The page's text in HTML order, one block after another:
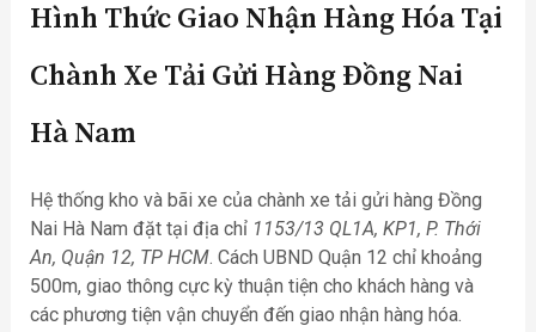
Hình Thức Giao Nhận Hàng Hóa Tại
Chành Xe Tải Gửi Hàng Đồng Nai
Hà Nam
Hệ thống kho và bãi xe của chành xe tải gửi hàng Đồng
Nai Hà Nam đặt tại địa chỉ 1153/13 QL1A, KP1, P. Thới
An, Quận 12, TP HCM. Cách UBND Quận 12 chỉ khoảng
500m, giao thông cực kỳ thuận tiện cho khách hàng và
các phương tiện vận chuyển đến giao nhận hàng hóa.